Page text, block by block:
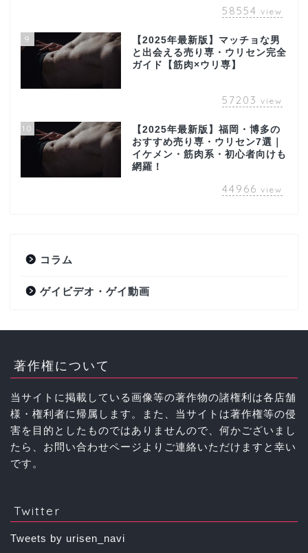
58554 view
9
【2025年最新版】マッチョな男
と出会える売り専・ウリセン完全
ガイド【筋肉×ウリ専】
57203 view
10
【2025年最新版】福岡・博多の
おすすめ売り専・ウリセン7選｜
イケメン・筋肉系・初心者向けも
網羅！
44966 view
コラム
ゲイビデオ・ゲイ動画
著作権について
当サイトに掲載している画像等の著作物の諸権利は各店舗
様・権利者に帰属します。また、当サイトは著作権等の侵
害を目的としたものではありませんので、何かございまし
たら、お問い合わせページよりご連絡いただけますと幸い
です。
Twitter
Tweets by urisen_navi